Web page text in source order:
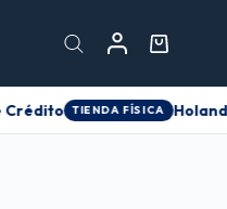
TIENDA FÍSICA